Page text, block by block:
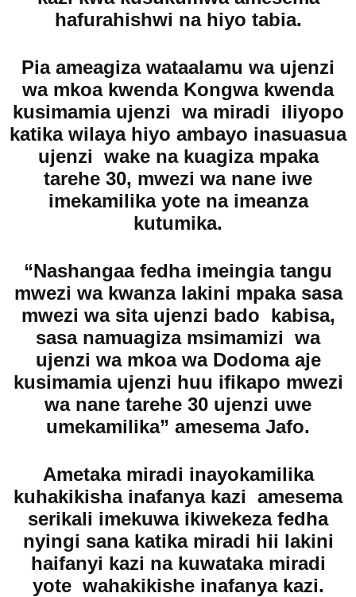
hafurahishwi na hiyo tabia.
Pia ameagiza wataalamu wa ujenzi
wa mkoa kwenda Kongwa kwenda
kusimamia ujenzi wa miradi iliyopo
katika wilaya hiyo ambayo inasuasua
ujenzi wake na kuagiza mpaka
tarehe 30, mwezi wa nane iwe
imekamilika yote na imeanza
kutumika.
“Nashangaa fedha imeingia tangu
mwezi wa kwanza lakini mpaka sasa
mwezi wa sita ujenzi bado kabisa,
sasa namuagiza msimamizi wa
ujenzi wa mkoa wa Dodoma aje
kusimamia ujenzi huu ifikapo mwezi
wa nane tarehe 30 ujenzi uwe
umekamilika” amesema Jafo.
Ametaka miradi inayokamilika
kuhakikisha inafanya kazi amesema
serikali imekuwa ikiwekeza fedha
nyingi sana katika miradi hii lakini
haifanyi kazi na kuwataka miradi
yote wahakikishe inafanya kazi.